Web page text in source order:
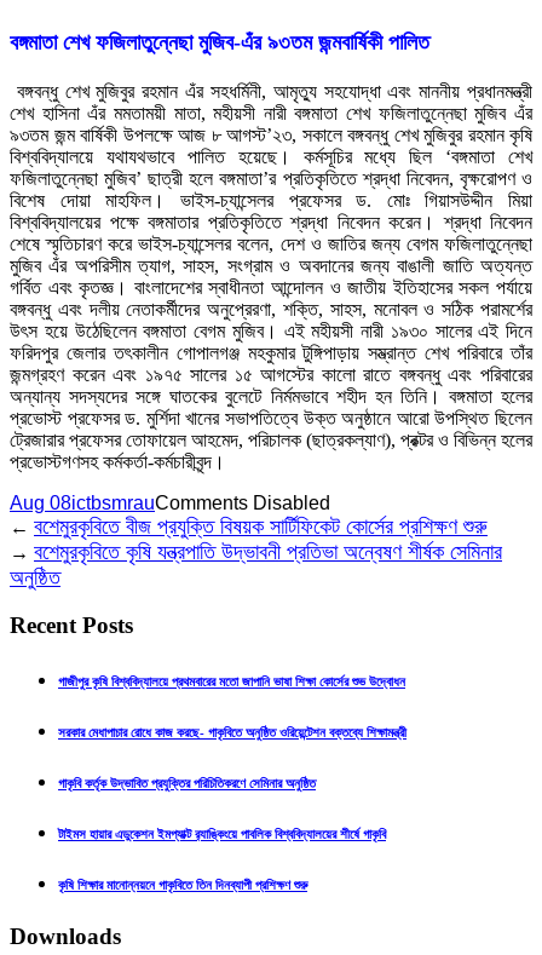
বঙ্গমাতা শেখ ফজিলাতুন্নেছা মুজিব-এঁর ৯৩তম জন্মবার্ষিকী পালিত
বঙ্গবন্ধু শেখ মুজিবুর রহমান এঁর সহধর্মিনী, আমৃত্যু সহযোদ্ধা এবং মাননীয় প্রধানমন্ত্রী
শেখ হাসিনা এঁর মমতাময়ী মাতা, মহীয়সী নারী বঙ্গমাতা শেখ ফজিলাতুন্নেছা মুজিব এঁর
৯৩তম জন্ম বার্ষিকী উপলক্ষে আজ ৮ আগস্ট’২৩, সকালে বঙ্গবন্ধু শেখ মুজিবুর রহমান কৃষি
বিশ্ববিদ্যালয়ে যথাযথভাবে পালিত হয়েছে। কর্মসূচির মধ্যে ছিল ‘বঙ্গমাতা শেখ
ফজিলাতুন্নেছা মুজিব’ ছাত্রী হলে বঙ্গমাতা’র প্রতিকৃতিতে শ্রদ্ধা নিবেদন, বৃক্ষরোপণ ও
বিশেষ দোয়া মাহফিল। ভাইস-চ্যান্সেলর প্রফেসর ড. মোঃ গিয়াসউদ্দীন মিয়া
বিশ্ববিদ্যালয়ের পক্ষে বঙ্গমাতার প্রতিকৃতিতে শ্রদ্ধা নিবেদন করেন। শ্রদ্ধা নিবেদন
শেষে স্মৃতিচারণ করে ভাইস-চ্যান্সেলর বলেন, দেশ ও জাতির জন্য বেগম ফজিলাতুন্নেছা
মুজিব এঁর অপরিসীম ত্যাগ, সাহস, সংগ্রাম ও অবদানের জন্য বাঙালী জাতি অত্যন্ত
গর্বিত এবং কৃতজ্ঞ। বাংলাদেশের স্বাধীনতা আন্দোলন ও জাতীয় ইতিহাসের সকল পর্যায়ে
বঙ্গবন্ধু এবং দলীয় নেতাকর্মীদের অনুপ্রেরণা, শক্তি, সাহস, মনোবল ও সঠিক পরামর্শের
উৎস হয়ে উঠেছিলেন বঙ্গমাতা বেগম মুজিব। এই মহীয়সী নারী ১৯৩০ সালের এই দিনে
ফরিদপুর জেলার তৎকালীন গোপালগঞ্জ মহকুমার টুঙ্গিপাড়ায় সম্ভ্রান্ত শেখ পরিবারে তাঁর
জন্মগ্রহণ করেন এবং ১৯৭৫ সালের ১৫ আগস্টের কালো রাতে বঙ্গবন্ধু এবং পরিবারের
অন্যান্য সদস্যদের সঙ্গে ঘাতকের বুলেটে নির্মমভাবে শহীদ হন তিনি। বঙ্গমাতা হলের
প্রভোস্ট প্রফেসর ড. মুর্শিদা খানের সভাপতিত্বে উক্ত অনুষ্ঠানে আরো উপস্থিত ছিলেন
ট্রেজারার প্রফেসর তোফায়েল আহমেদ, পরিচালক (ছাত্রকল্যাণ), প্রক্টর ও বিভিন্ন হলের
প্রভোস্টগণসহ কর্মকর্তা-কর্মচারীবৃন্দ।
Aug 08ictbsmrauComments Disabled
← বশেমুরকৃবিতে বীজ প্রযুক্তি বিষয়ক সার্টিফিকেট কোর্সের প্রশিক্ষণ শুরু
→ বশেমুরকৃবিতে কৃষি যন্ত্রপাতি উদ্ভাবনী প্রতিভা অন্বেষণ শীর্ষক সেমিনার
অনুষ্ঠিত
Recent Posts
গাজীপুর কৃষি বিশ্ববিদ্যালয়ে প্রথমবারের মতো জাপানি ভাষা শিক্ষা কোর্সের শুভ উদ্বোধন
সরকার মেধাপাচার রোধে কাজ করছে- গাকৃবিতে অনুষ্ঠিত ওরিয়েন্টেশন বক্তব্যে শিক্ষামন্ত্রী
গাকৃবি কর্তৃক উদ্ভাবিত প্রযুক্তির পরিচিতিকরণে সেমিনার অনুষ্ঠিত
টাইমস হায়ার এডুকেশন ইমপ্যাক্ট র‍্যাঙ্কিংয়ে পাবলিক বিশ্ববিদ্যালয়ের শীর্ষে গাকৃবি
কৃষি শিক্ষার মানোন্নয়নে গাকৃবিতে তিন দিনব্যাপী প্রশিক্ষণ শুরু
Downloads